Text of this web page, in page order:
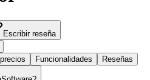
Escribir reseña
Funcionalidades Reseñas